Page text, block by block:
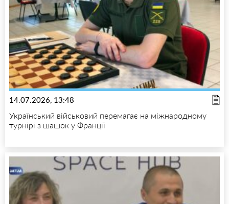
14.07.2026, 13:48
Український військовий перемагає на міжнародному
турнірі з шашок у Франції